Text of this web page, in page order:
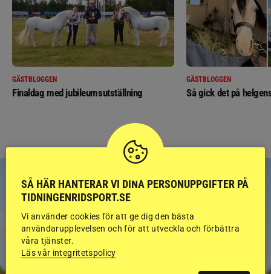
GÄSTBLOGGEN
Finaldag med jubileumsutställning
GÄSTBLOGGEN
Så gick det på
SÅ HÄR HANTERAR VI DINA PERSONUPPGIFTER PÅ
TIDNINGENRIDSPORT.SE
Vi använder cookies för att ge dig den bästa
användarupplevelsen och för att utveckla och förbättra
våra tjänster.
Läs vår integritetspolicy